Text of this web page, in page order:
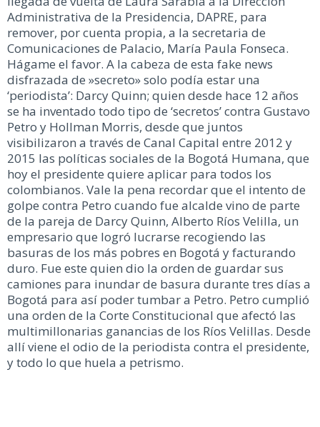
Administrativa de la Presidencia, DAPRE, para
remover, por cuenta propia, a la secretaria de
Comunicaciones de Palacio, María Paula Fonseca.
Hágame el favor. A la cabeza de esta fake news
disfrazada de »secreto» solo podía estar una
‘periodista’: Darcy Quinn; quien desde hace 12 años
se ha inventado todo tipo de ‘secretos’ contra Gustavo
Petro y Hollman Morris, desde que juntos
visibilizaron a través de Canal Capital entre 2012 y
2015 las políticas sociales de la Bogotá Humana, que
hoy el presidente quiere aplicar para todos los
colombianos. Vale la pena recordar que el intento de
golpe contra Petro cuando fue alcalde vino de parte
de la pareja de Darcy Quinn, Alberto Ríos Velilla, un
empresario que logró lucrarse recogiendo las
basuras de los más pobres en Bogotá y facturando
duro. Fue este quien dio la orden de guardar sus
camiones para inundar de basura durante tres días a
Bogotá para así poder tumbar a Petro. Petro cumplió
una orden de la Corte Constitucional que afectó las
multimillonarias ganancias de los Ríos Velillas. Desde
allí viene el odio de la periodista contra el presidente,
y todo lo que huela a petrismo.